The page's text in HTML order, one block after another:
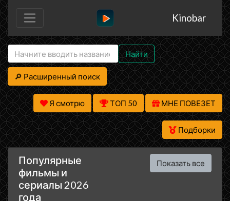
Kinobar
Найти
🔎 Расширенный поиск
Я смотрю ТОП 50 МНЕ ПОВЕЗЕТ
Подборки
Популярные
фильмы и
сериалы 2026
года
Показать все